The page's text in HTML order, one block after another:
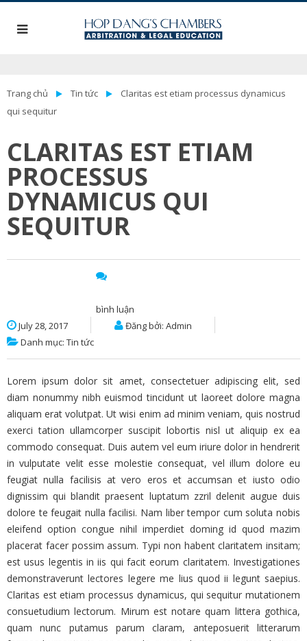
Trang chủ Tin tức
Claritas est etiam processus dynamicus
qui sequitur
CLARITAS EST ETIAM
PROCESSUS
DYNAMICUS QUI
SEQUITUR
bình luận
July 28, 2017
Đăng bởi: Admin
Danh mục: Tin tức
Lorem ipsum dolor sit amet, consectetuer adipiscing elit, sed
diam nonummy nibh euismod tincidunt ut laoreet dolore magna
aliquam erat volutpat. Ut wisi enim ad minim veniam, quis nostrud
exerci tation ullamcorper suscipit lobortis nisl ut aliquip ex ea
commodo consequat. Duis autem vel eum iriure dolor in hendrerit
in vulputate velit esse molestie consequat, vel illum dolore eu
feugiat nulla facilisis at vero eros et accumsan et iusto odio
dignissim qui blandit praesent luptatum zzril delenit augue duis
dolore te feugait nulla facilisi. Nam liber tempor cum soluta nobis
eleifend option congue nihil imperdiet doming id quod mazim
placerat facer possim assum. Typi non habent claritatem insitam;
est usus legentis in iis qui facit eorum claritatem. Investigationes
demonstraverunt lectores legere me lius quod ii legunt saepius.
Claritas est etiam processus dynamicus, qui sequitur mutationem
consuetudium lectorum. Mirum est notare quam littera gothica,
quam nunc putamus parum claram, anteposuerit litterarum